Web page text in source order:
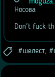
Носова
Don't fuck
шелест,